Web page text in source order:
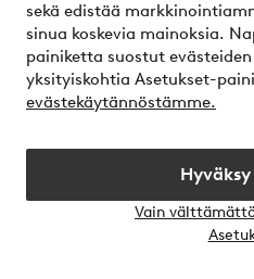
sekä edistää
sinua koskevia mainoksia.
painiketta suostut
yksityiskohtia Asetukset-
evästekäytännöstämme.
Vain
Palvelumme
Ehdot
Ystävät
Turvalliset maksut –